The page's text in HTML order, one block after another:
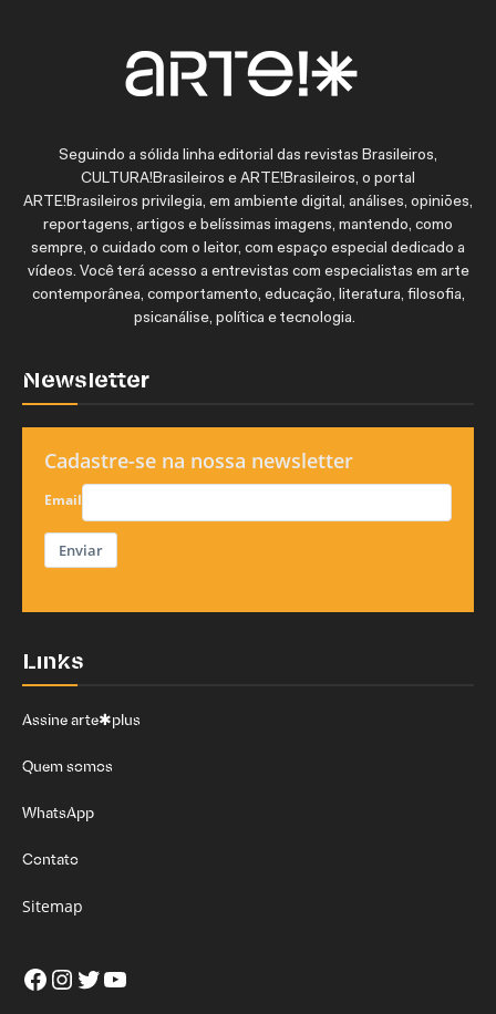
Seguindo a sólida linha editorial das revistas Brasileiros,
CULTURA!Brasileiros e ARTE!Brasileiros, o portal
ARTE!Brasileiros privilegia, em ambiente digital, análises, opiniões,
reportagens, artigos e belíssimas imagens, mantendo, como
sempre, o cuidado com o leitor, com espaço especial dedicado a
vídeos. Você terá acesso a entrevistas com especialistas em arte
contemporânea, comportamento, educação, literatura, filosofia,
psicanálise, política e tecnologia.
Newsletter
Cadastre-se na nossa newsletter
Email
Enviar
Links
Assine arte✱plus
Quem somos
WhatsApp
Contato
Sitemap
Facebook
Instagram
Twitter
Youtube